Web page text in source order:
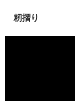
籾摺り